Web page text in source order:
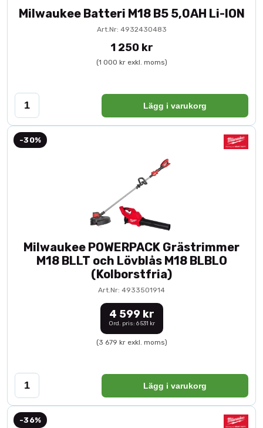
Milwaukee Batteri M18 B5 5,0AH Li-ION
Art.Nr: 4932430483
1 250 kr
(1 000 kr exkl. moms)
Lägg i varukorg
-30%
Milwaukee POWERPACK Grästrimmer
M18 BLLT och Lövblås M18 BLBLO
(Kolborstfria)
Art.Nr: 4933501914
4 599 kr
Ord. pris: 6 531 kr
(3 679 kr exkl. moms)
Lägg i varukorg
-36%